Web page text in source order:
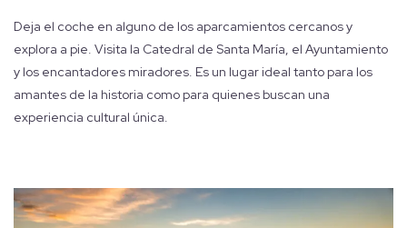
Deja el coche en alguno de los aparcamientos cercanos y
explora a pie. Visita la Catedral de Santa María, el Ayuntamiento
y los encantadores miradores. Es un lugar ideal tanto para los
amantes de la historia como para quienes buscan una
experiencia cultural única.